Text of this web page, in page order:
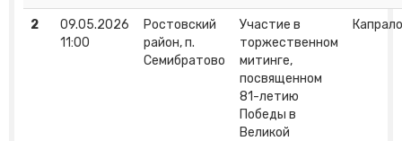
2
09.05.2026
11:00
Ростовский
район, п.
Семибратово
Участие в
торжественном
митинге,
посвященном
81-летию
Победы в
Великой